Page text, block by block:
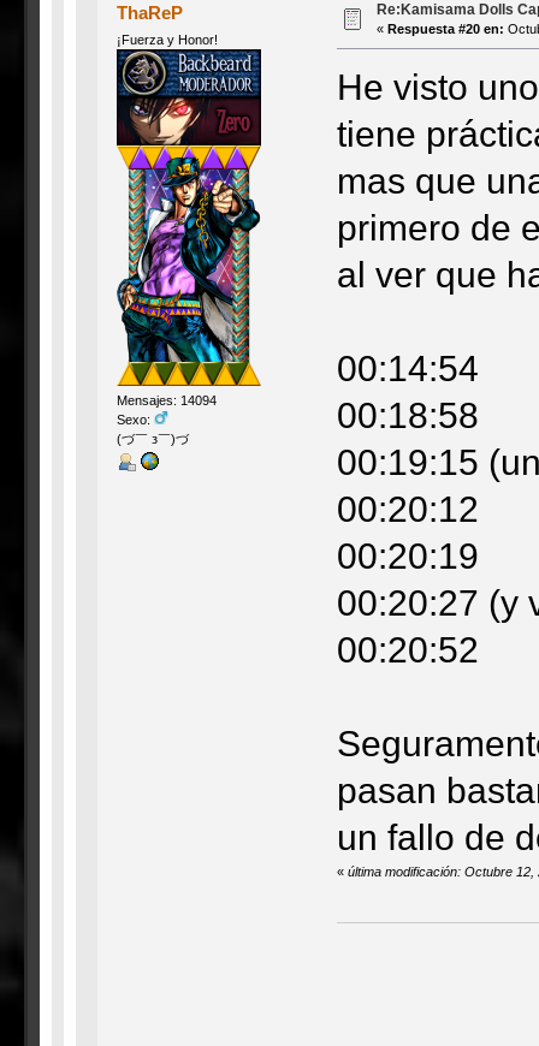
ThaReP
¡Fuerza y Honor!
Mensajes: 14094
Sexo:
(づ￣ з￣)づ
Re:Kamisama Dolls
« Respuesta #20 en:
He visto
tiene
mas que
primero de
al ver que
00:14:54
00:18:58
00:19:15
00:20:12
00:20:19
00:20:27 (y
00:20:52
pasan
un fallo de
«última modificación: Octubre